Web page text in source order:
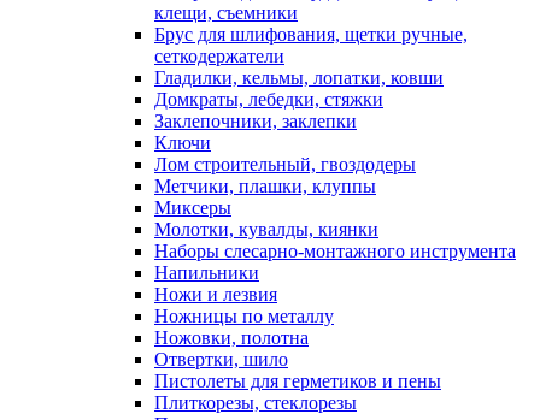
клещи, съемники
Брус для шлифования, щетки ручные,
сеткодержатели
Гладилки, кельмы, лопатки, ковши
Домкраты, лебедки, стяжки
Заклепочники, заклепки
Ключи
Лом строительный, гвоздодеры
Метчики, плашки, клуппы
Миксеры
Молотки, кувалды, киянки
Наборы слесарно-монтажного инструмента
Напильники
Ножи и лезвия
Ножницы по металлу
Ножовки, полотна
Отвертки, шило
Пистолеты для герметиков и пены
Плиткорезы, стеклорезы